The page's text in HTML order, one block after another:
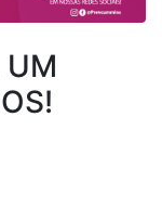
UM